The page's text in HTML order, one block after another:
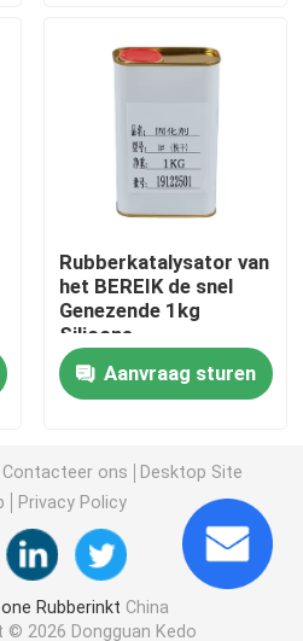
Rubberkatalysator van
het BEREIK de snel
Genezende 1kg
Silicone
Aanvraag sturen
Contacteer ons
Desktop Site
Privacy Policy
Rubberinkt China
© 2026 Dongguan Kedo